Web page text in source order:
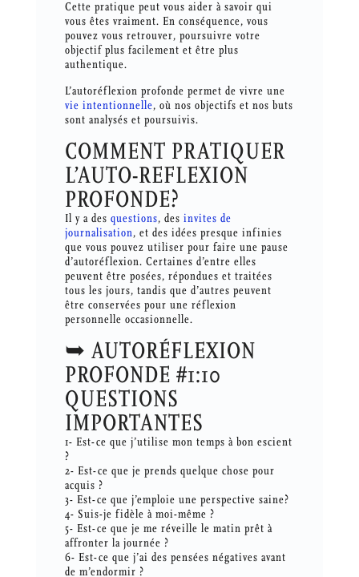
Cette pratique peut vous aider à savoir qui
vous êtes vraiment. En conséquence, vous
pouvez vous retrouver, poursuivre votre
objectif plus facilement et être plus
authentique.
L’autoréflexion profonde permet de vivre une
vie intentionnelle, où nos objectifs et nos buts
sont analysés et poursuivis.
COMMENT PRATIQUER
L’AUTO-REFLEXION
PROFONDE?
Il y a des questions, des invites de
journalisation, et des idées presque infinies
que vous pouvez utiliser pour faire une pause
d’autoréflexion. Certaines d’entre elles
peuvent être posées, répondues et traitées
tous les jours, tandis que d’autres peuvent
être conservées pour une réflexion
personnelle occasionnelle.
➥ AUTORÉFLEXION
PROFONDE #1:10
QUESTIONS
IMPORTANTES
1- Est-ce que j’utilise mon temps à bon escient
?
2- Est-ce que je prends quelque chose pour
acquis ?
3- Est-ce que j’emploie une perspective saine?
4- Suis-je fidèle à moi-même ?
5- Est-ce que je me réveille le matin prêt à
affronter la journée ?
6- Est-ce que j’ai des pensées négatives avant
de m’endormir ?